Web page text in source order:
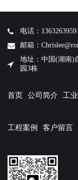
电话：
邮箱：
地址：中国(湖南)
园3栋
首页 公司简介 工
工程案例 客户留言